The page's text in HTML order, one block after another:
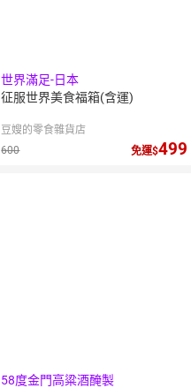
世界滿足-日本
征服世界美食福箱(含運)
豆嫂的零食雜貨店
600
免運 499
58度金門高粱酒醃製